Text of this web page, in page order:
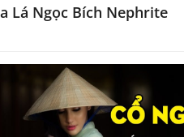
Lá Ngọc Bích Nephrite